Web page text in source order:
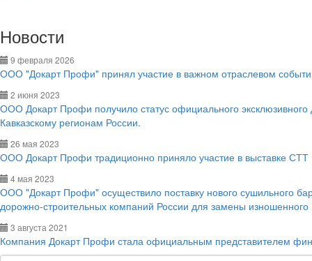
Новости
9 февраля 2026
ООО "Докарт Профи" принял участие в важном отраслевом
2 июня 2023
ООО Докарт Профи получило статус официального
Кавказскому регионам России.
26 мая 2023
ООО Докарт Профи традиционно приняло участие в выставке СТТ
4 мая 2023
ООО "Докарт Профи" осуществило поставку нового сушильного
дорожно-строительных компаний России для замены
3 августа 2021
Компания Докарт Профи стала официальным представителем